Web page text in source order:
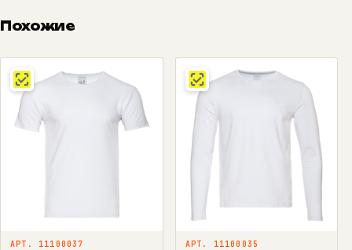
Похожие
АРТ. 11100037 АРТ. 11100035